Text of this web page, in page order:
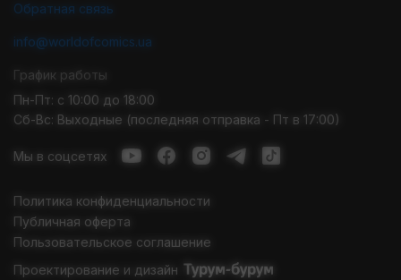
Обратная связь
info@worldofcomics.ua
График работы
Пн-Пт: с 10:00 до 18:00
Сб-Вс: Выходные (последняя отправка - Пт в 17:00)
Мы в соцсетях
Политика конфиденциальности
Публичная оферта
Пользовательское соглашение
Проектирование и дизайн